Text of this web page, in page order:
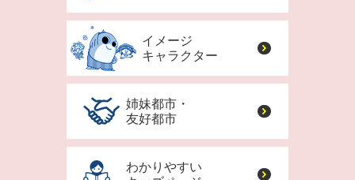
イメージ
キャラクター
姉妹都市・
友好都市
わかりやすい